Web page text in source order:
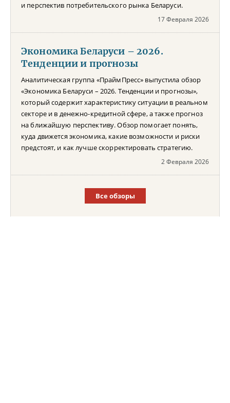
и перспектив потребительского рынка Беларуси.
17 Февраля 2026
Экономика Беларуси – 2026.
Тенденции и прогнозы
Аналитическая группа «ПраймПресс» выпустила обзор
«Экономика Беларуси – 2026. Тенденции и прогнозы»,
который содержит характеристику ситуации в реальном
секторе и в денежно-кредитной сфере, а также прогноз
на ближайшую перспективу. Обзор помогает понять,
куда движется экономика, какие возможности и риски
предстоят, и как лучше скорректировать стратегию.
2 Февраля 2026
Все обзоры